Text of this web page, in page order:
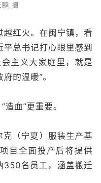
鹏 摄
红火。在闽宁镇，看
总书记打心眼里感到
主义大家庭里，就是
的温暖”。
血”更重要。
（宁夏）服装生产基
目全面投产后将提供
350名员工，涵盖搬迁